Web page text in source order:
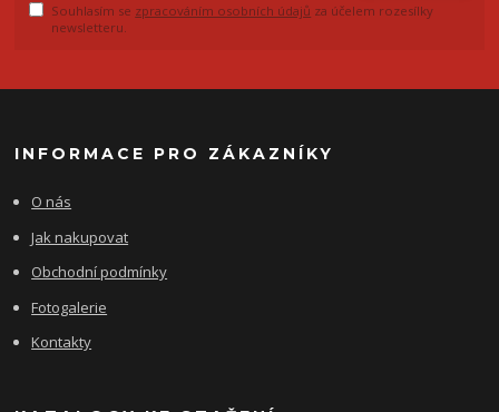
Souhlasím se zpracováním osobních údajů za účelem rozesílky
newsletteru.
INFORMACE PRO ZÁKAZNÍKY
O nás
Jak nakupovat
Obchodní podmínky
Fotogalerie
Kontakty